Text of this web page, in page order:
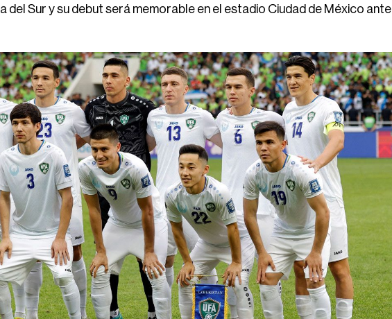
del Sur y su debut será memorable en el estadio Ciudad de México ante